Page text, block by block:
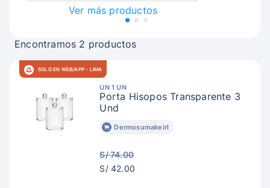
Ver más productos
Encontramos 2 productos
SOLO EN WEB/APP - LIMA
UN 1 UN
Porta Hisopos Transparente 3
Und
Dermosumakeirl
S/ 74.00
S/
S/ 42.00